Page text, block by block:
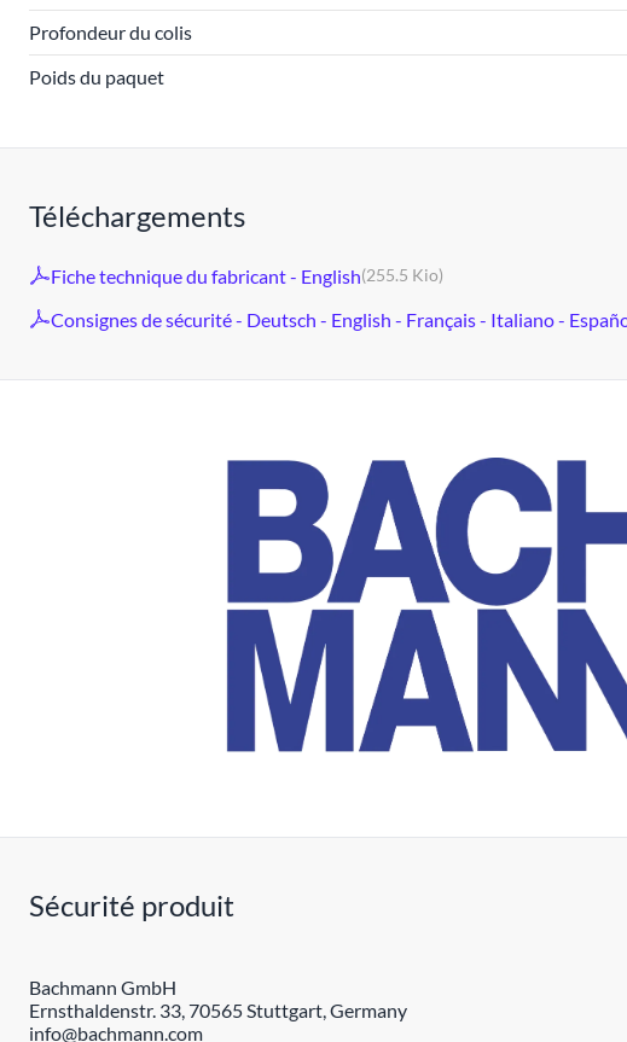
Profondeur du colis
Poids du paquet
Téléchargements
Fiche technique du fabricant - English(255.5 Kio)
Consignes de sécurité - Deutsch - English - Français - Italiano -
Sécurité produit
Bachmann GmbH
Ernsthaldenstr. 33, 70565 Stuttgart, Germany
info@bachmann.com